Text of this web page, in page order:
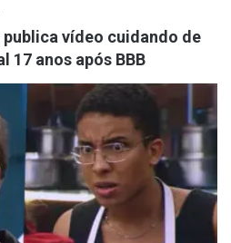
vídeo cuidando de
17 anos após BBB